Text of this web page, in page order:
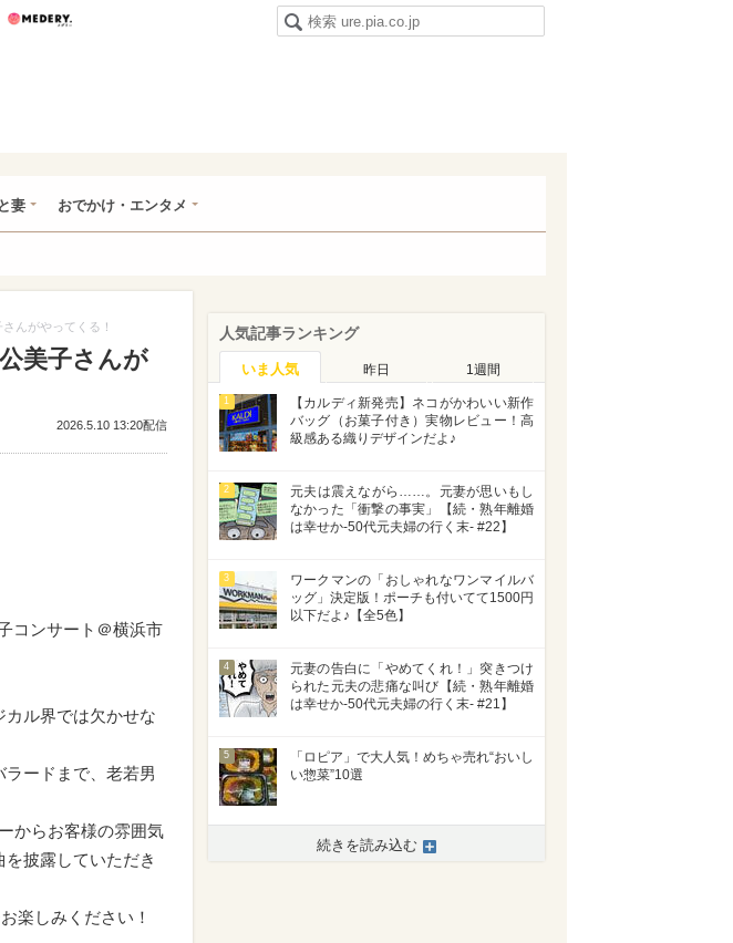
うまい肉
妻 おでかけ・エンタメ
んがやってくる！
美子さんが
2026.5.10 13:20配信
コンサート＠横浜市
ル界では欠かせな
ードまで、老若男
からお客様の雰囲気
披露していただき
楽しみください！
人気記事ランキング
いま人気 昨日 1週間
1
【カルディ新発売】ネコがかわいい新作
バッグ（お菓子付き）実物レビュー！高
級感ある織りデザインだよ♪
2
元夫は震えながら……。元妻が思いもし
なかった「衝撃の事実」【続・熟年離婚
は幸せか-50代元夫婦の行く末- #22】
3
ワークマンの「おしゃれなワンマイルバ
ッグ」決定版！ポーチも付いてて1500円
以下だよ♪【全5色】
4
元妻の告白に「やめてくれ！」突きつけ
られた元夫の悲痛な叫び【続・熟年離婚
は幸せか-50代元夫婦の行く末- #21】
5
「ロピア」で大人気！めちゃ売れ“おいし
い惣菜”10選
続きを読み込む